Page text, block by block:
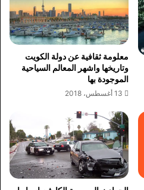
معلومة ثقافية عن دولة الكويت
وتاريخها واشهر المعالم السياحية
الموجودة بها
13 أغسطس، 2018